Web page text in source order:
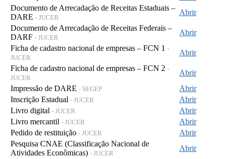
Documento de Arrecadação de Receitas Estaduais –
DARE - JUCER
Abrir
Documento de Arrecadação de Receitas Federais –
DARF - JUCER
Abrir
Ficha de cadastro nacional de empresas – FCN 1 -
JUCER
Abrir
Ficha de cadastro nacional de empresas – FCN 2 -
JUCER
Abrir
Impressão de DARE - SEGEP
Abrir
Inscrição Estadual - JUCER
Abrir
Livro digital - JUCER
Abrir
Livro mercantil - JUCER
Abrir
Pedido de restituição - JUCER
Abrir
Pesquisa CNAE (Classificação Nacional de
Atividades Econômicas) - JUCER
Abrir